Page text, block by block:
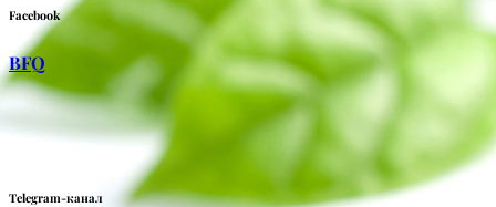
Facebook
BFQ
Telegram-канал